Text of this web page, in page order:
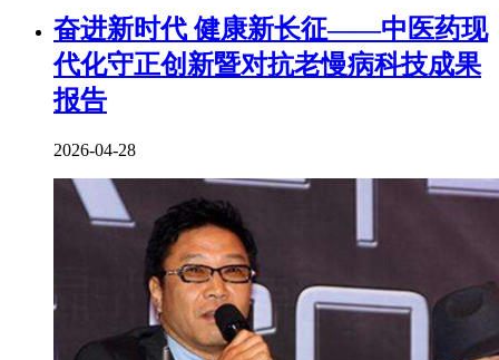
奋进新时代 健康新长征——中医药现
代化守正创新暨对抗老慢病科技成果
报告
2026-04-28